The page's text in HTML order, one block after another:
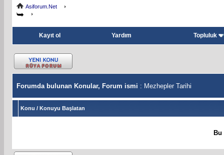
Asiforum.Net
Kayıt ol Yardım Topluluk
Forumda bulunan Konular, Forum ismi : Mezhepler Tarihi
Konu / Konuyu Başlatan
Bu